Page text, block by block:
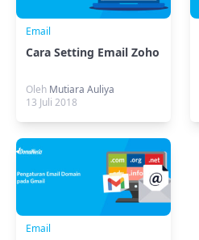
Email
Cara Setting Email Zoho
Oleh Mutiara Auliya
13 Juli 2018
Email